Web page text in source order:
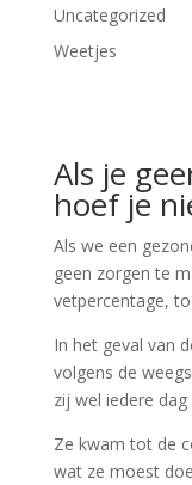
Uncategorized
Weetjes
Als je
hoef je
Als we een
geen zorgen te
vetpercentage,
In het geval van
volgens de
zij wel iedere
Ze kwam tot de
wat ze moest